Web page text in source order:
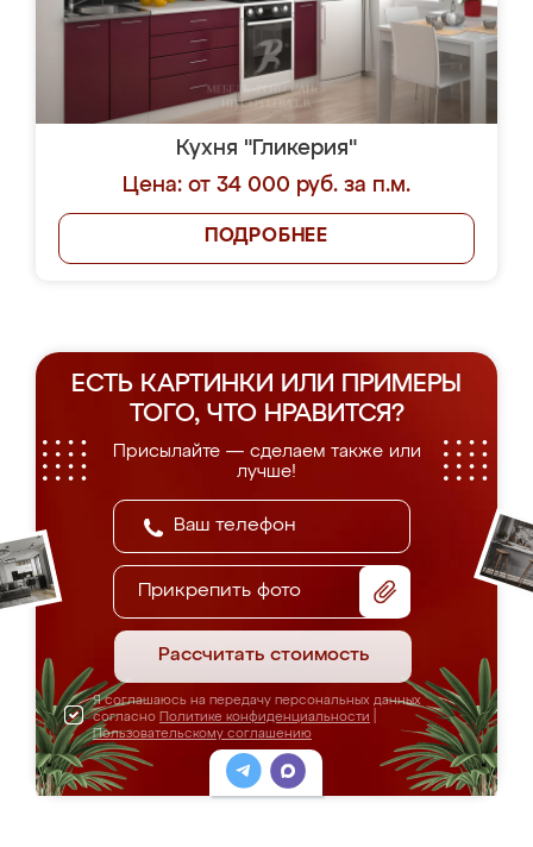
Кухня "Гликерия"
Цена: от 34 000 руб. за п.м.
ПОДРОБНЕЕ
ЕСТЬ КАРТИНКИ ИЛИ ПРИМЕРЫ
ТОГО, ЧТО НРАВИТСЯ?
Присылайте — сделаем также или
лучше!
Прикрепить фото
Рассчитать стоимость
Я соглашаюсь на передачу персональных данных
согласно Политике конфиденциальности
Пользовательскому соглашению